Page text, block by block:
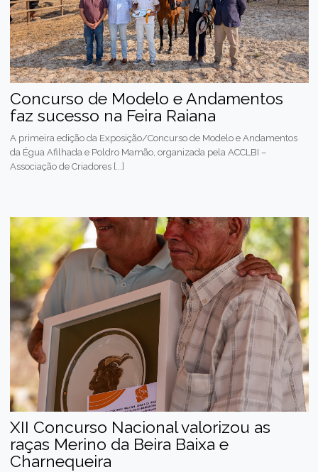
Concurso de Modelo e Andamentos
faz sucesso na Feira Raiana
A primeira edição da Exposição/Concurso de Modelo e Andamentos
da Égua Afilhada e Poldro Mamão, organizada pela ACCLBI –
Associação de Criadores [...]
XII Concurso Nacional valorizou as
raças Merino da Beira Baixa e
Charnequeira